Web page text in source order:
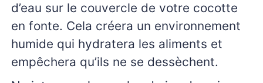
d’eau sur le couvercle de votre cocotte
en fonte. Cela créera un environnement
humide qui hydratera les aliments et
empêchera qu’ils ne se dessèchent.